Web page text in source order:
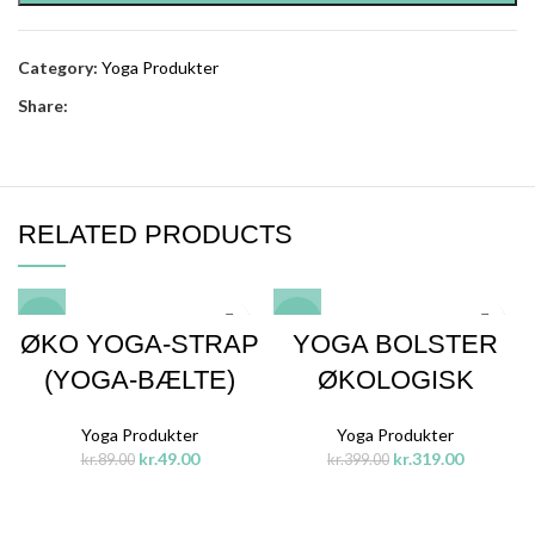
Category: Yoga Produkter
Share:
RELATED PRODUCTS
ØKO YOGA-STRAP
(YOGA-BÆLTE)
Yoga Produkter
kr.89.00 kr.49.00
YOGA BOLSTER
ØKOLOGISK
Yoga Produkter
kr.399.00 kr.319.00